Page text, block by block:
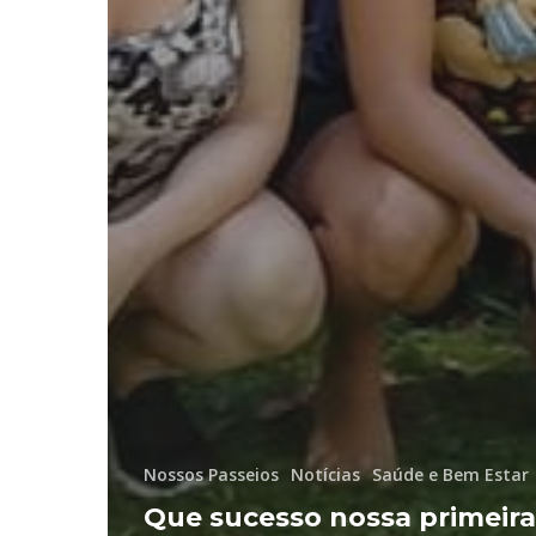
Nossos Passeios Notícias Saúde e Bem Estar
Que sucesso nossa